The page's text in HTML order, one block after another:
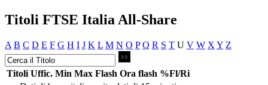
Titoli FTSE Italia All-Share
A B C D E F G H I J K L M N O P Q R S T U V W X Y Z
Titoli Uffic. Min Max Flash Ora flash %Fl/Ri